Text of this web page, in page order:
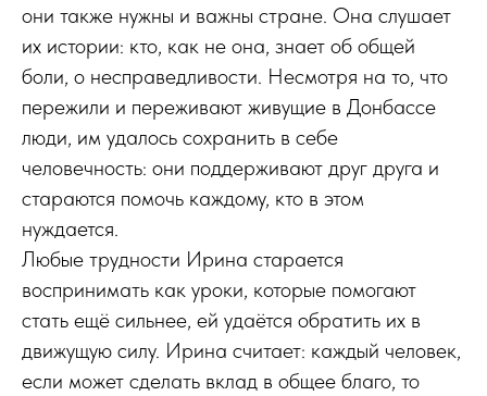
они также нужны и важны стране. Она слушает
их истории: кто, как не она, знает об общей
боли, о несправедливости. Несмотря на то, что
пережили и переживают живущие в Донбассе
люди, им удалось сохранить в себе
человечность: они поддерживают друг друга и
стараются помочь каждому, кто в этом
нуждается.
Любые трудности Ирина старается
воспринимать как уроки, которые помогают
стать ещё сильнее, ей удаётся обратить их в
движущую силу. Ирина считает: каждый человек,
если может сделать вклад в общее благо, то